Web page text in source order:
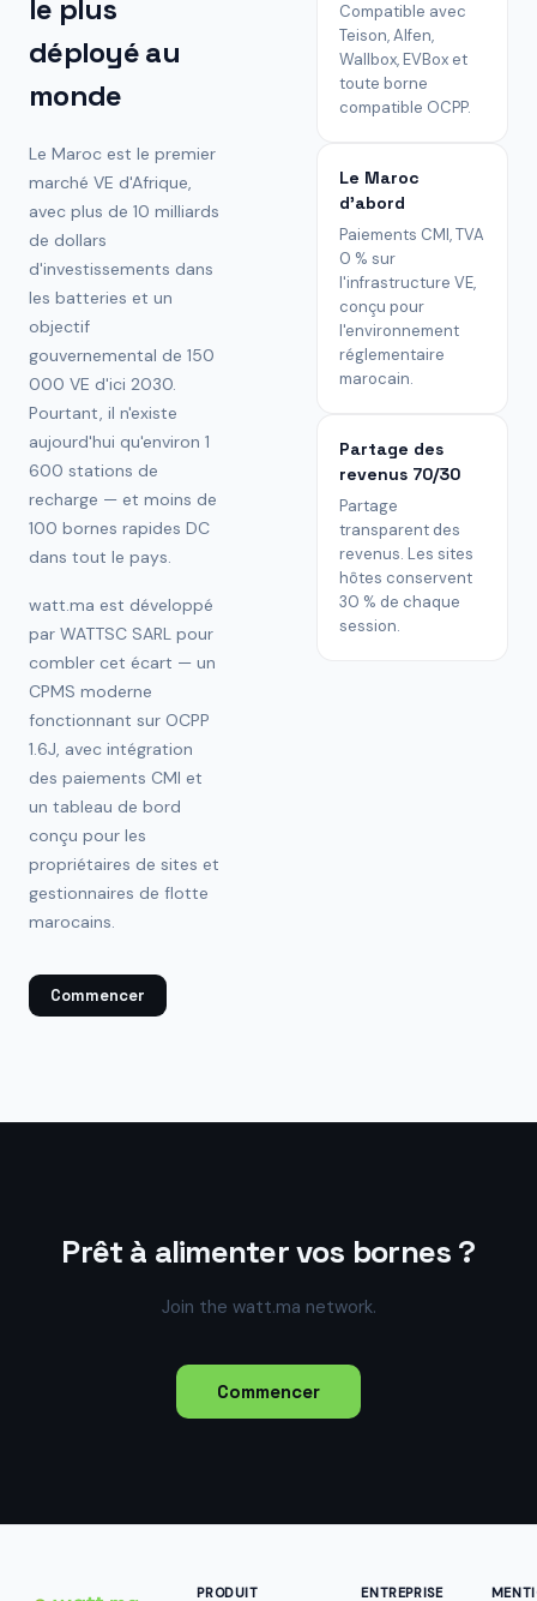
le plus
déployé au
monde
Le Maroc est le premier
marché VE d'Afrique,
avec plus de 10 milliards
de dollars
d'investissements dans
les batteries et un
objectif
gouvernemental de 150
000 VE d'ici 2030.
Pourtant, il n'existe
aujourd'hui qu'environ 1
600 stations de
recharge — et moins de
100 bornes rapides DC
dans tout le pays.
watt.ma est développé
par WATTSC SARL pour
combler cet écart — un
CPMS moderne
fonctionnant sur OCPP
1.6J, avec intégration
des paiements CMI et
un tableau de bord
conçu pour les
propriétaires de sites et
gestionnaires de flotte
marocains.
Commencer
Compatible avec
Teison, Alfen,
Wallbox, EVBox et
toute borne
compatible OCPP.
Le Maroc
d'abord
Paiements CMI, TVA
0 % sur
l'infrastructure VE,
conçu pour
l'environnement
réglementaire
marocain.
Partage des
revenus 70/30
Partage
transparent des
revenus. Les sites
hôtes conservent
30 % de chaque
session.
Prêt à alimenter vos bornes ?
Join the watt.ma network.
Commencer
PRODUIT ENTREPRISE